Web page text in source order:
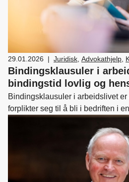
29.01.2026 | Juridisk Advokathjelp
Lover og regler ,
Ledelse og personal
Bindingsklausuler i
bindingstid lovlig og
Bindingsklausuler i arbeidslivet
forplikter seg til å bli i bedriften i